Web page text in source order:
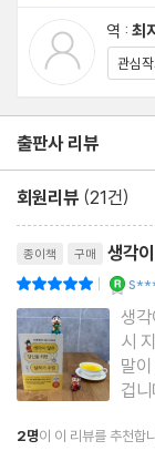
대화는 ‘듣는 사람’
대화의 질을 가르는
좋은 질문은 말하
4장 좋은 관계는 편
중거리 인간관계의
이야기는 최대 1분,
상대에 따라 속도를
관계에서 한 발 더
자연스럽게 다음
역 : 최
관심
출판사 리뷰
회원리뷰 (21건)
종이책 구매 생각
|
생
시
말
겁
는
션
2명이 이 리뷰를 추천합